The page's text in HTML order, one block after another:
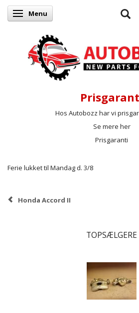
Skifte navigation
Menu
Hos Autobozz har vi
Se mere her
Prisgaranti
Ferie lukket til Mandag d. 3/8
Honda Accord II
TOPSÆLGERE